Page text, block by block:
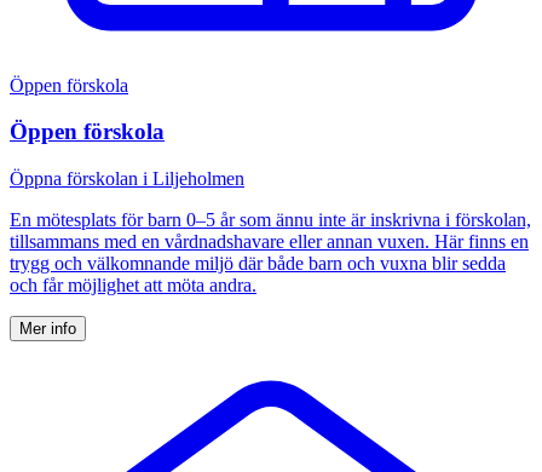
Öppen förskola
Öppen förskola
Öppna förskolan i Liljeholmen
En mötesplats för barn 0–5 år som ännu inte är inskrivna i förskolan,
tillsammans med en vårdnadshavare eller annan vuxen. Här finns en
trygg och välkomnande miljö där både barn och vuxna blir sedda
och får möjlighet att möta andra.
Mer info